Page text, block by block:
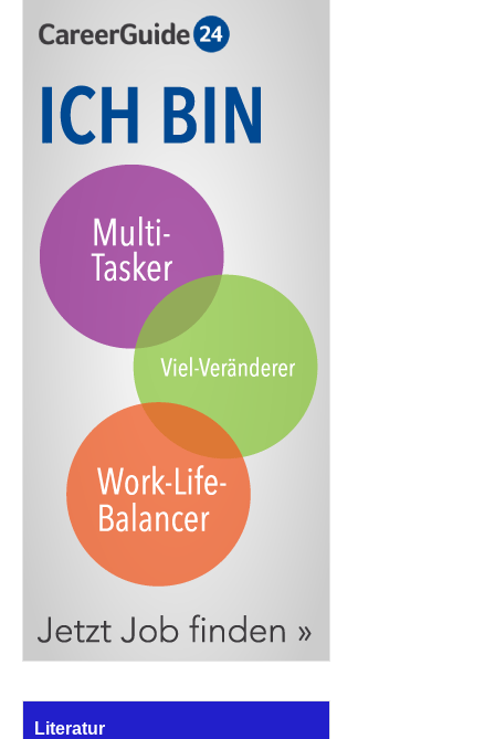
Literatur